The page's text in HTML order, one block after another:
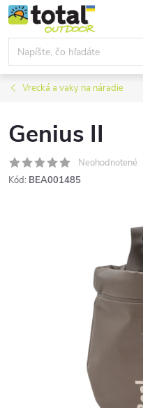
Prejsť
na
obsah
Vrecká a vaky na náradie
Genius II
Neohodnotené
Kód: BEA001485